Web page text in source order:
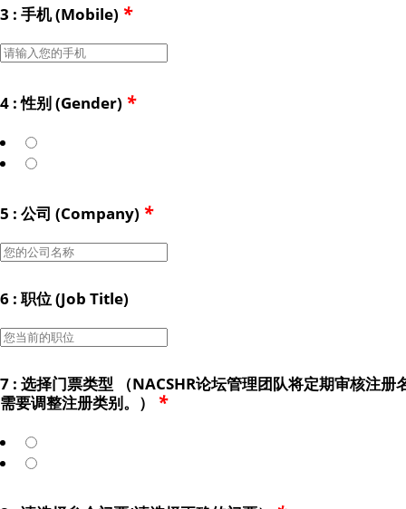
3 : 手机 (Mobile) *
4 : 性别 (Gender) *
5 : 公司 (Company) *
6 : 职位 (Job Title)
7 : 选择门票类型 （NACSHR论坛管理团队将定期审核注册
需要调整注册类别。） *